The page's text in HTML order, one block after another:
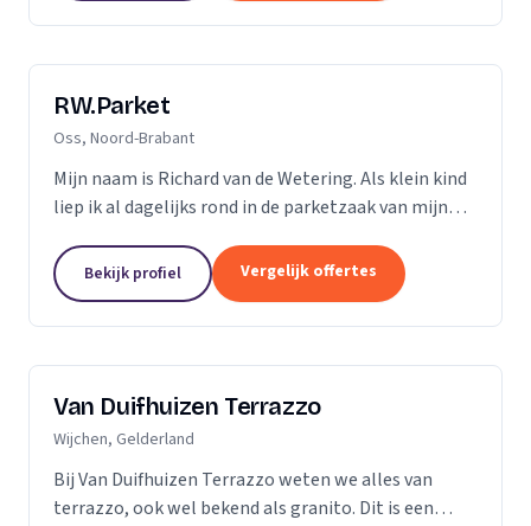
RW.Parket
Oss, Noord-Brabant
Mijn naam is Richard van de Wetering. Als klein kind
liep ik al dagelijks rond in de parketzaak van mijn
ook de reden dat ik besloot zelf...
Bekijk profiel Vergelijk offertes
Van Duifhuizen Terrazzo
Wijchen, Gelderland
Bij Van Duifhuizen Terrazzo weten we alles van
terrazzo, ook wel bekend als granito. Dit is een